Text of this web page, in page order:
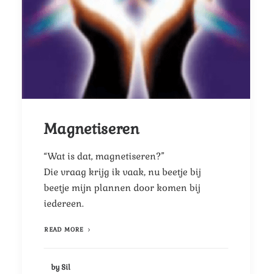
Magnetiseren
“Wat is dat, magnetiseren?”
Die vraag krijg ik vaak, nu beetje bij
beetje mijn plannen door komen bij
iedereen.
READ MORE
by Sil